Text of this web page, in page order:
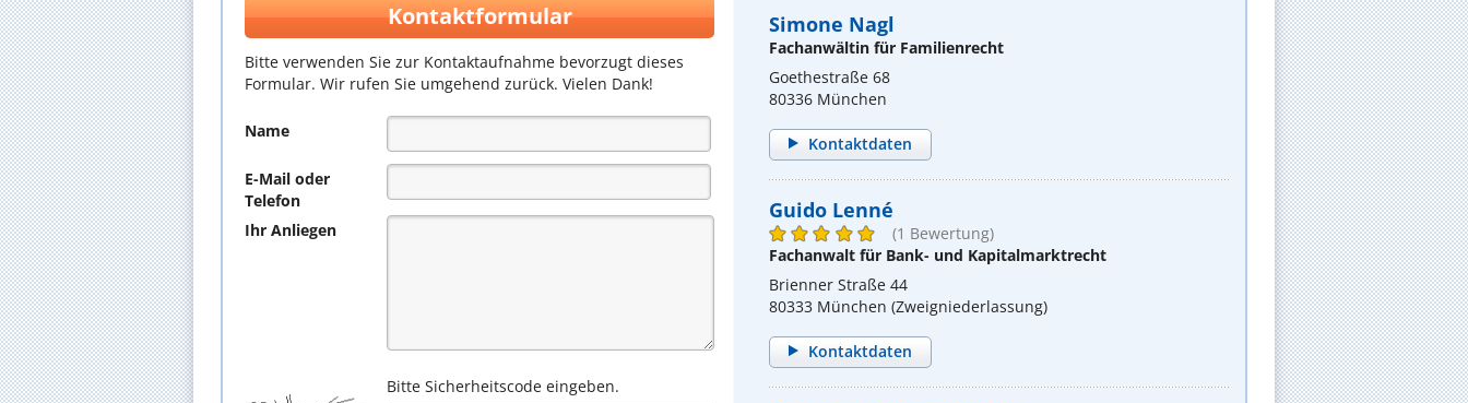
Kontaktformular
Bitte verwenden Sie zur Kontaktaufnahme bevorzugt dieses
Formular. Wir rufen Sie umgehend zurück. Vielen Dank!
Name
E-Mail oder
Telefon
Ihr Anliegen
Bitte Sicherheitscode eingeben.
Simone Nagl
Fachanwältin für Familienrecht
Goethestraße 68
80336 München
Kontaktdaten
Guido Lenné
(1 Bewertung)
Fachanwalt für Bank- und Kapitalmarktrecht
Brienner Straße 44
80333 München (Zweigniederlassung)
Kontaktdaten